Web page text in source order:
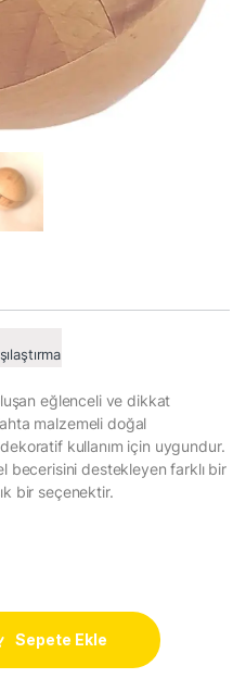
eğlenceli ve dikkat
malzemeli doğal
kullanım için uygundur.
becerisini destekleyen farklı bir
bir seçenektir.
Sepete Ekle